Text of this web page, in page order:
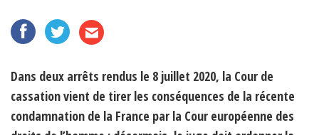
Dans deux arrêts rendus le 8 juillet 2020, la Cour de
cassation vient de tirer les conséquences de la récente
condamnation de la France par la Cour européenne des